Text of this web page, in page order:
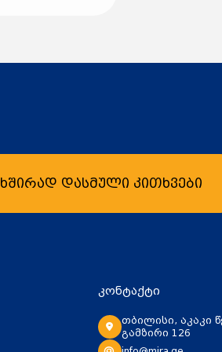
ხშირად დასმული კითხვები
კონტაქტი
თბილისი, აკაკი
გამზირი 126